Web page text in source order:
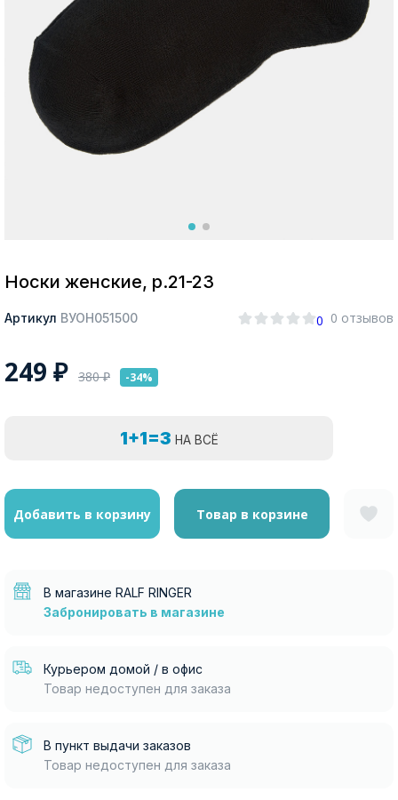
Носки женские, р.21-23
Артикул ВУОН051500 0 0 отзывов
249 ₽ 380₽ -34%
1+1=3 НА ВСЁ
Добавить в корзину Товар в корзине
В магазине RALF RINGER
Забронировать в магазине
Курьером домой / в офис
Товар недоступен для заказа
В пункт выдачи заказов
Товар недоступен для заказа